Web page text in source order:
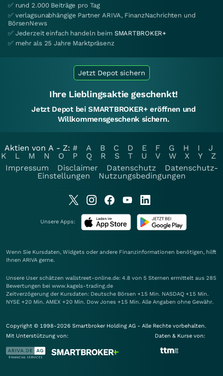
✅ rund 2.000 Beiträge pro Tag
✅ verlagsunabhängige Partner ARIVA, FinanzNachrichten und
BörsenNews
✅ Jederzeit einfach handeln beim SMARTBROKER+
✅ mehr als 25 Jahre Marktpräsenz
Jetzt Depot sichern
Ihre Lieblingsaktie geschenkt!
Jetzt Depot bei SMARTBROKER+ eröffnen und
Willkommensgeschenk sichern.
Aktien von A - Z: # A B C D E F G H I
J
K
L M N O P Q R S T U V W X Y
Z
Impressum
Disclaimer Datenschutz
Datenschutz-
Einstellungen
Nutzungsbedingungen
Unsere Apps:
Wenn Sie Kursdaten, Widgets oder andere Finanzinformationen benötigen, hilft
Ihnen ARIVA gerne.
Unsere User schätzen wallstreet-online.de: 4.8 von 5 Sternen ermittelt aus 285
Bewertungen bei www.kagels-trading.de
Zeitverzögerung der Kursdaten: Deutsche Börsen +15 Min. NASDAQ +15 Min.
NYSE +20 Min. AMEX +20 Min. Dow Jones +15 Min. Alle Angaben ohne Gewähr.
Copyright © 1998-2026 Smartbroker Holding AG - Alle Rechte vorbehalten.
Mit Unterstützung von:
Daten & Kurse von: